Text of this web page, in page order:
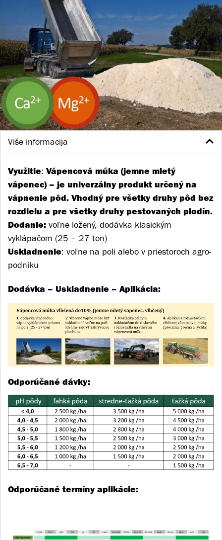
Više informacija
Využitie: Vápencová múka (jemne mletý
vápenec) – je univerzálny produkt určený na
vápnenie pôd. Vhodný pre všetky druhy pôd bez
rozdielu a pre všetky druhy pestovaných plodín.
Dodanie: voľne ložený, dodávka klasickým
vyklápačom (25 – 27 ton)
Uskladnenie: voľne na poli alebo v priestoroch agro-
podniku
Dodávka – Uskladnenie – Aplikácia:
Odporúčané dávky:
Odporúčané termíny aplikácie: